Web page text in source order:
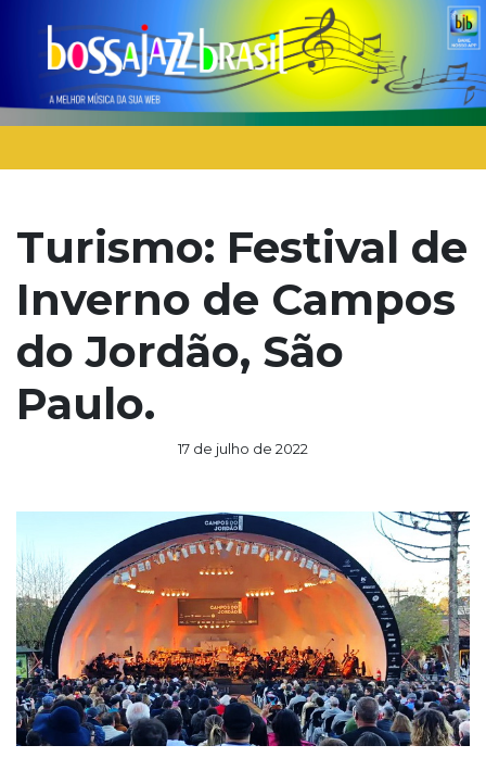
Turismo: Festival de
Inverno de Campos
do Jordão, São
Paulo.
17 de julho de 2022